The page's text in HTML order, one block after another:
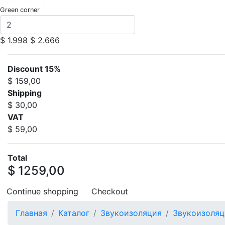
Green corner
$ 1.998 $ 2.666
Discount 15%
$ 159,00
Shipping
$ 30,00
VAT
$ 59,00
Total
$ 1259,00
Continue shopping Checkout
Главная Каталог Звукоизоляция